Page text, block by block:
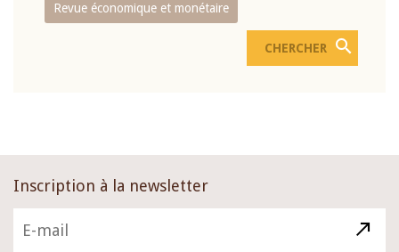
Revue économique et monétaire
Inscription à la newsletter